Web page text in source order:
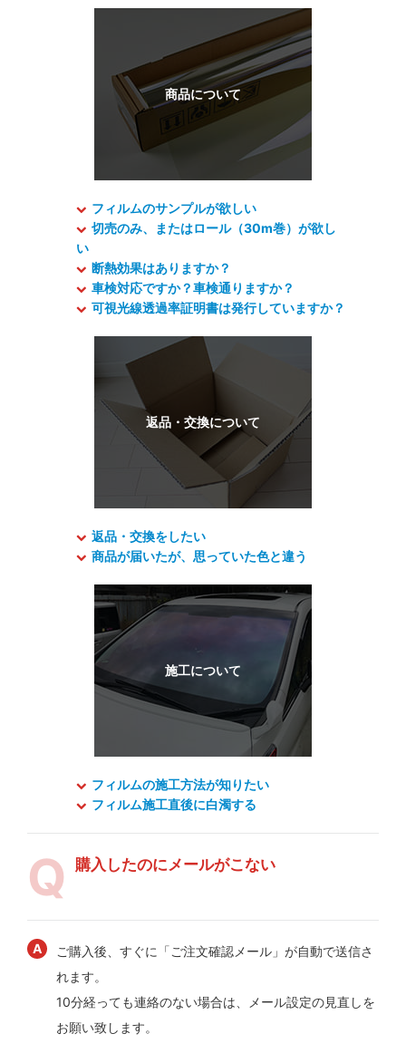
フィルムのサンプルが欲しい
切売のみ、またはロール（30m巻）が欲し
い
断熱効果はありますか？
車検対応ですか？車検通りますか？
可視光線透過率証明書は発行していますか？
返品・交換をしたい
商品が届いたが、思っていた色と違う
フィルムの施工方法が知りたい
フィルム施工直後に白濁する
購入したのにメールがこない
ご購入後、すぐに「ご注文確認メール」が自動で送信さ
れます。
10分経っても連絡のない場合は、メール設定の見直しを
お願い致します。